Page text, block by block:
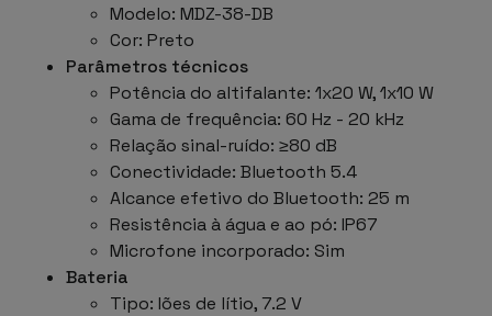
Modelo: MDZ-38-DB
Cor: Preto
Parâmetros técnicos
Potência do altifalante: 1x20 W, 1x10 W
Gama de frequência: 60 Hz - 20 kHz
Relação sinal-ruído: ≥80 dB
Conectividade: Bluetooth 5.4
Alcance efetivo do Bluetooth: 25 m
Resistência à água e ao pó: IP67
Microfone incorporado: Sim
Bateria
Tipo: Iões de lítio, 7.2 V